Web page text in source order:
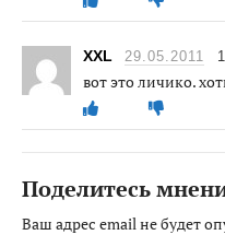
XXL 29.05.2011
вот это личико.
Поделитесь
Ваш адрес email не будет